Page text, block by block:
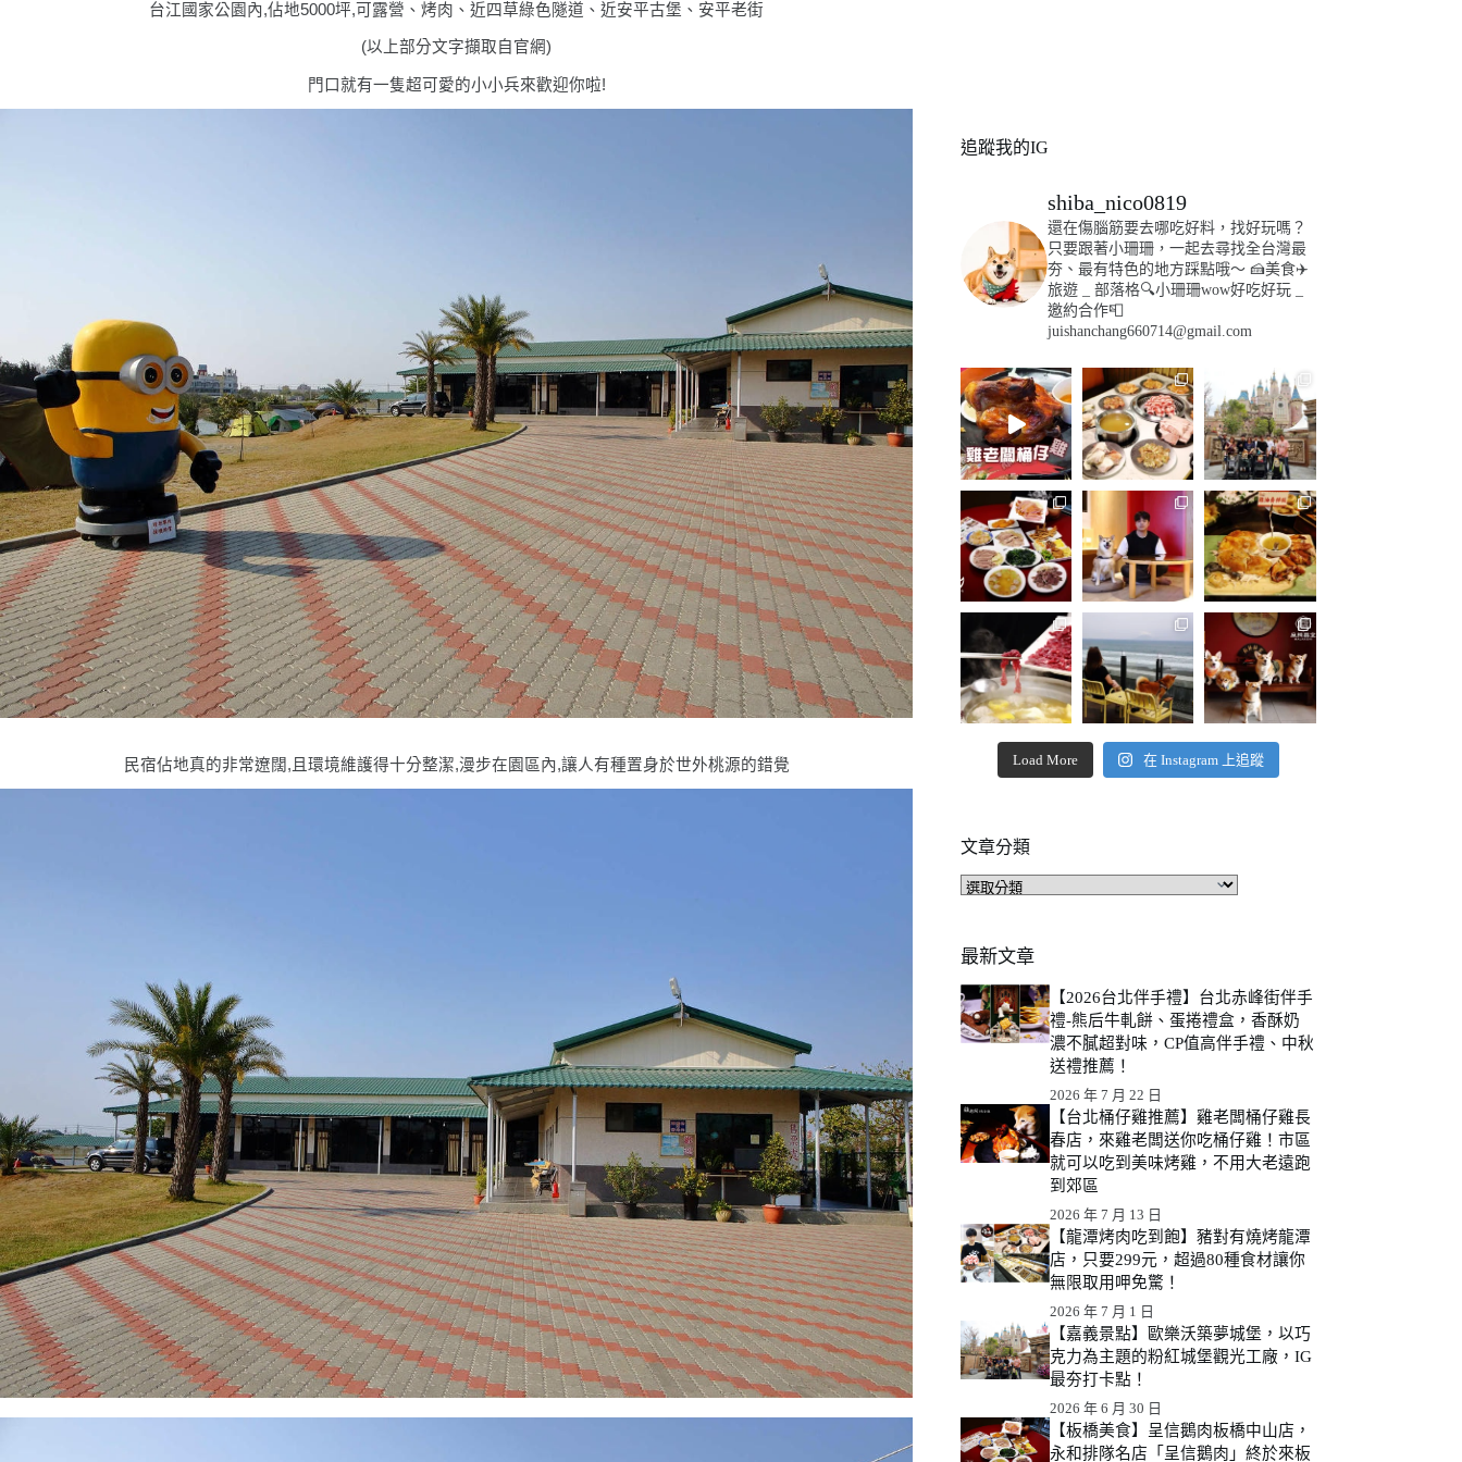
台江國家公園內,佔地5000坪,可露營、烤肉、近四草綠色隧道、近安平古堡、安平老街
(以上部分文字擷取自官網)
門口就有一隻超可愛的小小兵來歡迎你啦!
民宿佔地真的非常遼闊,且環境維護得十分整潔,漫步在園區內,讓人有種置身於世外桃源的錯覺
追蹤我的IG
shiba_nico0819
還在傷腦筋要去哪吃好料，找好玩嗎？
只要跟著小珊珊，一起去尋找全台灣最
夯、最有特色的地方踩點哦～ 🍰美食✈️
旅遊
部落格🔍小珊珊wow好吃好玩
邀約合作📮
juishanchang660714@gmail.com
Load More 在 Instagram 上追蹤
文章分類
文
類
最新文章
【2026台北伴手禮】台北赤峰街伴手
禮-熊后牛軋餅、蛋捲禮盒，香酥奶
濃不膩超對味，CP值高伴手禮、中秋
送禮推薦！
2026 年 7 月 22 日
【台北桶仔雞推薦】雞老闆桶仔雞長
春店，來雞老闆送你吃桶仔雞！市區
就可以吃到美味烤雞，不用大老遠跑
到郊區
2026 年 7 月 13 日
【龍潭烤肉吃到飽】豬對有燒烤龍潭
店，只要299元，超過80種食材讓你
無限取用呷免驚！
2026 年 7 月 1 日
【嘉義景點】歐樂沃築夢城堡，以巧
克力為主題的粉紅城堡觀光工廠，IG
最夯打卡點！
2026 年 6 月 30 日
【板橋美食】呈信鵝肉板橋中山店，
永和排隊名店「呈信鵝肉」終於來板